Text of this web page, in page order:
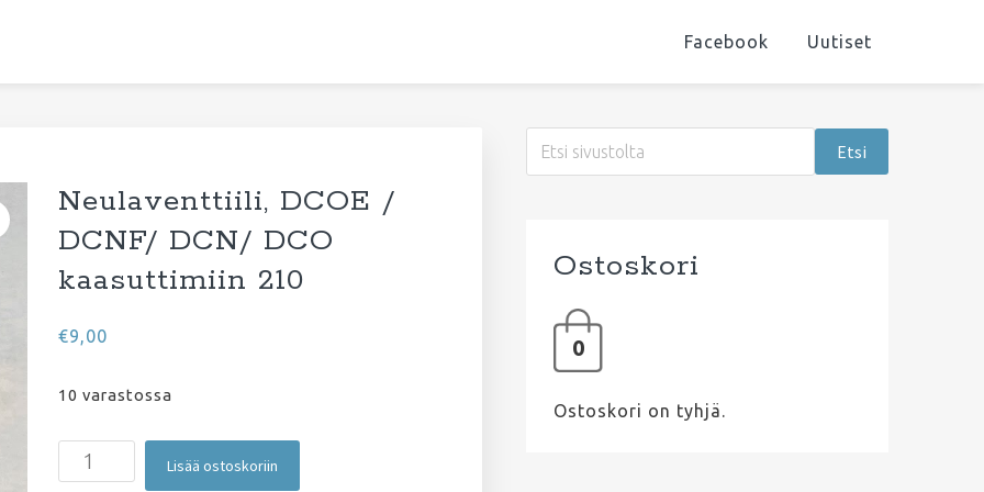
Facebook Uutiset
Neulaventtiili, DCOE /
DCNF/ DCN/ DCO
kaasuttimiin 210
€9,00
10 varastossa
Neulaventtiili,
DCOE
Lisää ostoskoriin
Ensisijainen
sivupalkki
Ostoskori
0
Ostoskori on tyhjä.